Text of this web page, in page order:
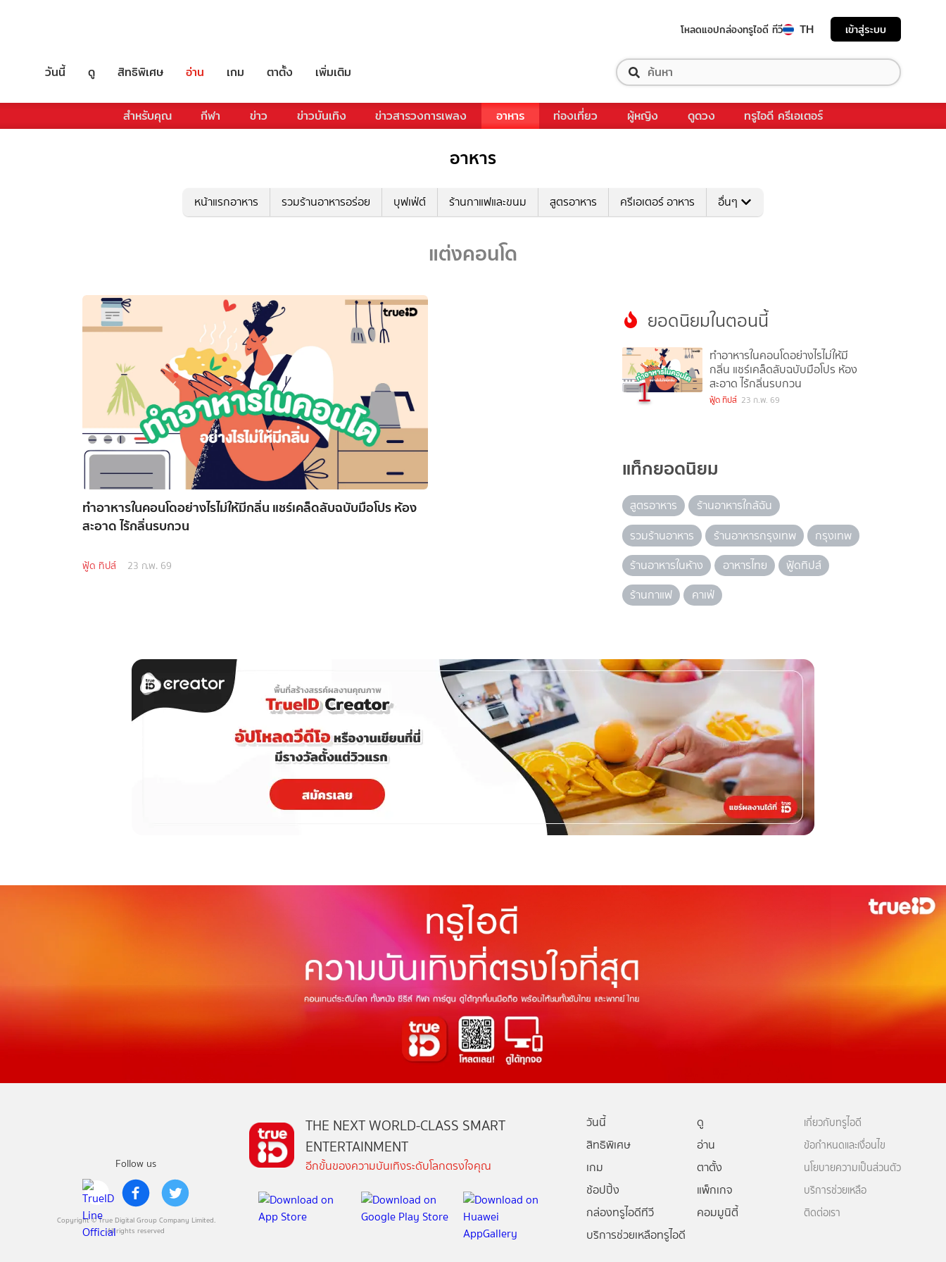
โหลดแอปกล่องทรูไอดี ทีวี TH เข้าสู่ระบบ
วันนี้ ดู สิทธิพิเศษ อ่าน เกม ตาตั้ง เพิ่มเติม
สำหรับคุณ กีฬา ข่าว ข่าวบันเทิง ข่าวสารวงการเพลง อาหาร ท่องเที่ยว ผู้หญิง ดูดวง ทรูไอดี ครีเอเตอร์
อาหาร
หน้าแรกอาหาร รวมร้านอาหารอร่อย บุฟเฟ่ต์ ร้านกาแฟและขนม สูตรอาหาร ครีเอเตอร์ อาหาร อื่นๆ
แต่งคอนโด
ทำอาหารในคอนโดอย่างไรไม่ให้มีกลิ่น แชร์เคล็ดลับฉบับมือโปร ห้อง
สะอาด ไร้กลิ่นรบกวน
ฟู้ด ทิปส์ 23 ก.พ. 69
ยอดนิยมในตอนนี้
1
ทำอาหารในคอนโดอย่างไรไม่ให้มี
กลิ่น แชร์เคล็ดลับฉบับมือโปร ห้อง
สะอาด ไร้กลิ่นรบกวน
ฟู้ด ทิปส์ 23 ก.พ. 69
แท็กยอดนิยม
สูตรอาหาร
ร้านอาหารใกล้ฉัน
รวมร้านอาหาร
ร้านอาหารกรุงเทพ
กรุงเทพ
ร้านอาหารในห้าง
อาหารไทย
ฟู้ดทิปส์
ร้านกาแฟ
คาเฟ่
Follow us
Copyright © True Digital Group Company Limited.
All rights reserved
THE NEXT WORLD-CLASS SMART
ENTERTAINMENT
อีกขั้นของความบันเทิงระดับโลกตรงใจคุณ
วันนี้
ดู
สิทธิพิเศษ
อ่าน
เกม
ตาตั้ง
ช้อปปิ้ง
แพ็กเกจ
กล่องทรูไอดีทีวี
คอมมูนิตี้
บริการช่วยเหลือทรูไอดี
เกี่ยวกับทรูไอดี
ข้อกำหนดและเงื่อนไข
นโยบายความเป็นส่วนตัว
บริการช่วยเหลือ
ติดต่อเรา